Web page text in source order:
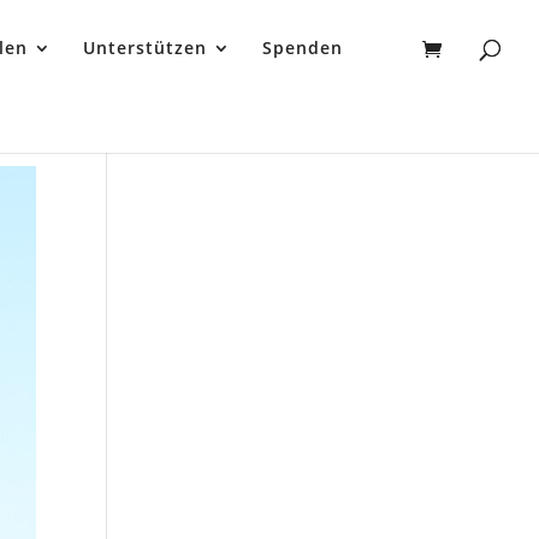
Unterstützen Spenden